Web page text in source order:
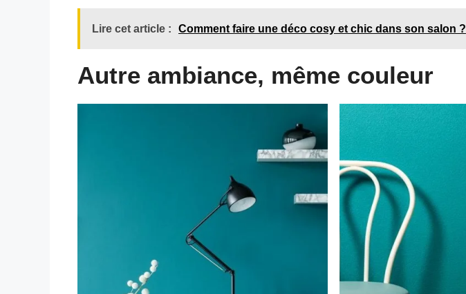
Lire cet article : Comment faire une déco cosy et chic dans son salon ?
Autre ambiance, même couleur